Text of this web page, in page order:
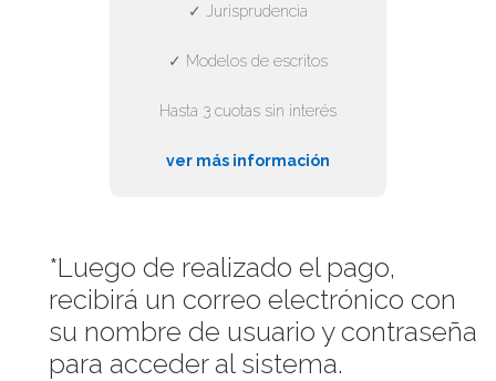
✓ Jurisprudencia
✓ Modelos de escritos
Hasta 3 cuotas sin interés
ver más información
*Luego de realizado el pago,
recibirá un correo electrónico con
su nombre de usuario y contraseña
para acceder al sistema.